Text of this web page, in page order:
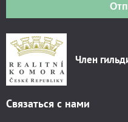
Член
Связаться с нами